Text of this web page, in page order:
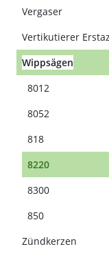
Vergaser
Vertikutierer
Wippsägen
8012
8052
818
8220
8300
850
Zündkerzen